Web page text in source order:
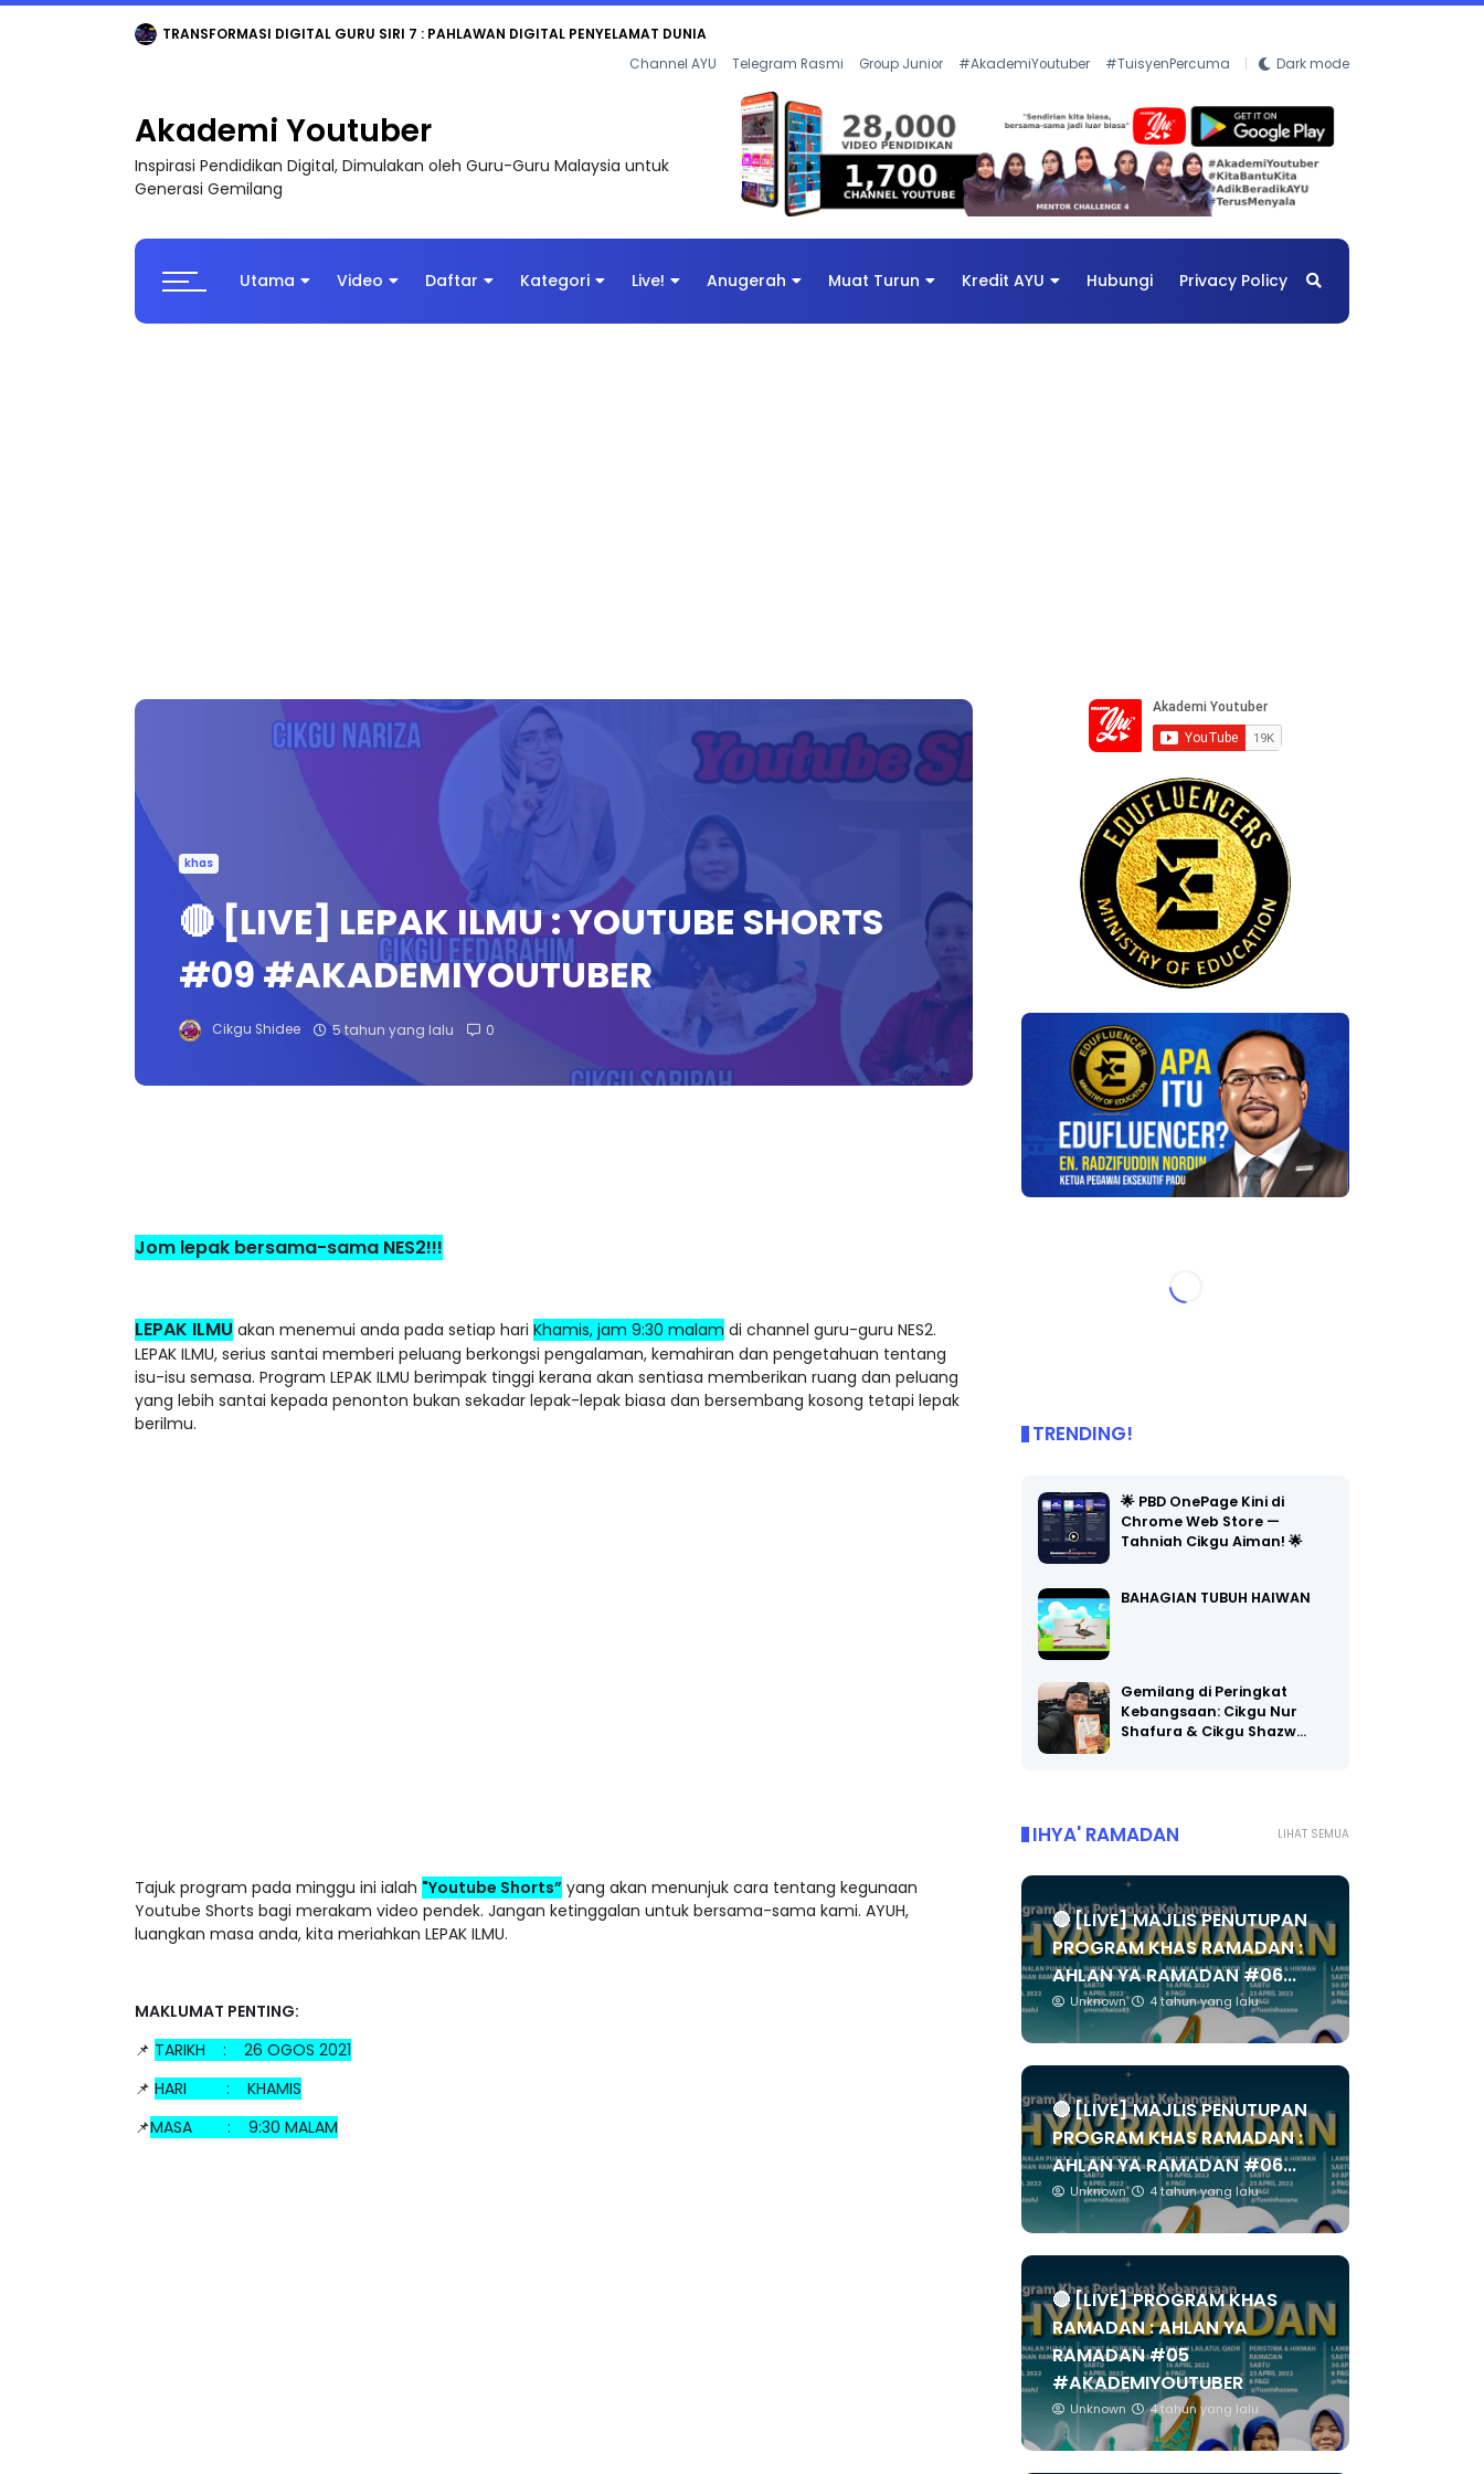
TRANSFORMASI DIGITAL GURU SIRI 7 : PAHLAWAN DIGITAL PENYELAMAT DUNIA
Channel AYU Telegram Rasmi Group Junior #AkademiYoutuber #TuisyenPercuma Dark mode
Akademi Youtuber
Inspirasi Pendidikan Digital, Dimulakan oleh Guru-Guru Malaysia untuk
Generasi Gemilang
Utama Video Daftar Kategori Live! Anugerah Muat Turun Kredit AYU Hubungi Privacy Policy
khas
🔴 [LIVE] LEPAK ILMU : YOUTUBE SHORTS
#09 #AKADEMIYOUTUBER
Cikgu Shidee 5 tahun yang lalu 0
Jom lepak bersama-sama NES2!!!
LEPAK ILMU akan menemui anda pada setiap hari Khamis, jam 9:30 malam di channel guru-guru NES2.
LEPAK ILMU, serius santai memberi peluang berkongsi pengalaman, kemahiran dan pengetahuan tentang
isu-isu semasa. Program LEPAK ILMU berimpak tinggi kerana akan sentiasa memberikan ruang dan peluang
yang lebih santai kepada penonton bukan sekadar lepak-lepak biasa dan bersembang kosong tetapi lepak
berilmu.
Tajuk program pada minggu ini ialah "Youtube Shorts” yang akan menunjuk cara tentang kegunaan
Youtube Shorts bagi merakam video pendek. Jangan ketinggalan untuk bersama-sama kami. AYUH,
luangkan masa anda, kita meriahkan LEPAK ILMU.
MAKLUMAT PENTING:
📌 TARIKH : 26 OGOS 2021
📌 HARI : KHAMIS
📌MASA : 9:30 MALAM
TRENDING!
🌟 PBD OnePage Kini di
Chrome Web Store —
Tahniah Cikgu Aiman! 🌟
BAHAGIAN TUBUH HAIWAN
Gemilang di Peringkat
Kebangsaan: Cikgu Nur
Shafura & Cikgu Shazw…
LIHAT SEMUA
IHYA' RAMADAN
🔴 [LIVE] MAJLIS PENUTUPAN
PROGRAM KHAS RAMADAN :
AHLAN YA RAMADAN #06...
Unknown 4 tahun yang lalu
🔴 [LIVE] MAJLIS PENUTUPAN
PROGRAM KHAS RAMADAN :
AHLAN YA RAMADAN #06...
Unknown 4 tahun yang lalu
🔴 [LIVE] PROGRAM KHAS
RAMADAN : AHLAN YA
RAMADAN #05
#AKADEMIYOUTUBER
Unknown 4 tahun yang lalu